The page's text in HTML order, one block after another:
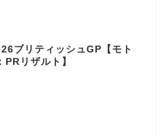
ブリティッシュGP【モト
PRリザルト】